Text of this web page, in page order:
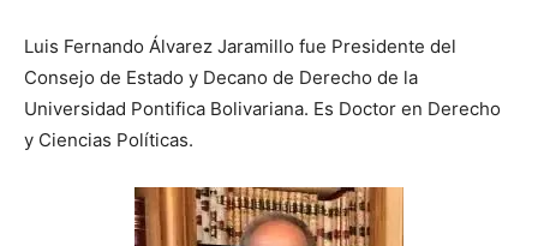
Luis Fernando Álvarez Jaramillo fue Presidente del
Consejo de Estado y Decano de Derecho de la
Universidad Pontifica Bolivariana. Es Doctor en Derecho
y Ciencias Políticas.